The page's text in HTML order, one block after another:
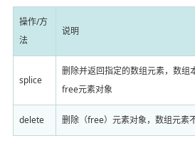
操作/方
法
说明
splice
删除并返回指定的数组元素，数组
free元素对象
delete 删除（free）元素对象，数组元素